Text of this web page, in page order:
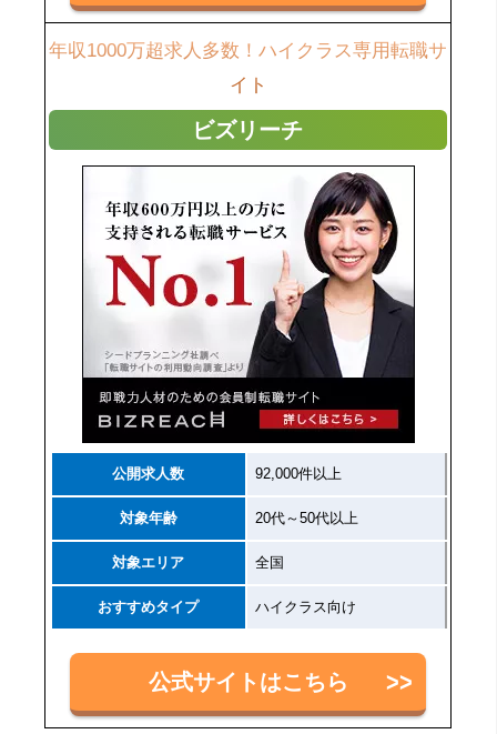
年収1000万超求人多数！ハイクラス専用転職サ
イト
ビズリーチ
公開求人数 92,000件以上
対象年齢 20代～50代以上
対象エリア 全国
おすすめタイプ ハイクラス向け
公式サイトはこちら